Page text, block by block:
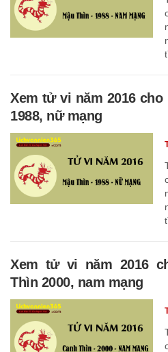
Xem tử vi năm 2016
1988, nữ mạng
Xem tử vi năm 2016
Thìn 2000, nam mạng